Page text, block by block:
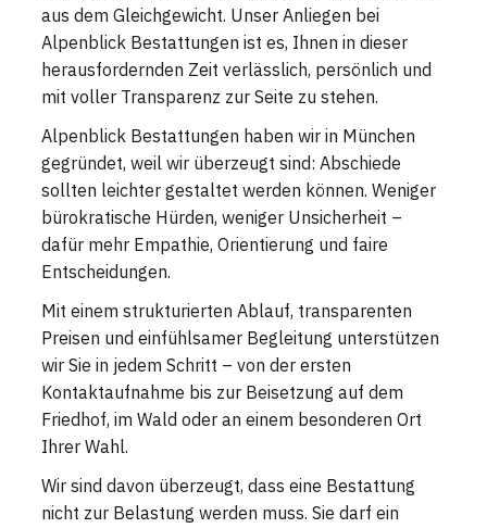
aus dem Gleichgewicht. Unser Anliegen bei
Alpenblick Bestattungen ist es, Ihnen in dieser
herausfordernden Zeit verlässlich, persönlich und
mit voller Transparenz zur Seite zu stehen.
Alpenblick Bestattungen haben wir in München
gegründet, weil wir überzeugt sind: Abschiede
sollten leichter gestaltet werden können. Weniger
bürokratische Hürden, weniger Unsicherheit –
dafür mehr Empathie, Orientierung und faire
Entscheidungen.
Mit einem strukturierten Ablauf, transparenten
Preisen und einfühlsamer Begleitung unterstützen
wir Sie in jedem Schritt – von der ersten
Kontaktaufnahme bis zur Beisetzung auf dem
Friedhof, im Wald oder an einem besonderen Ort
Ihrer Wahl.
Wir sind davon überzeugt, dass eine Bestattung
nicht zur Belastung werden muss. Sie darf ein